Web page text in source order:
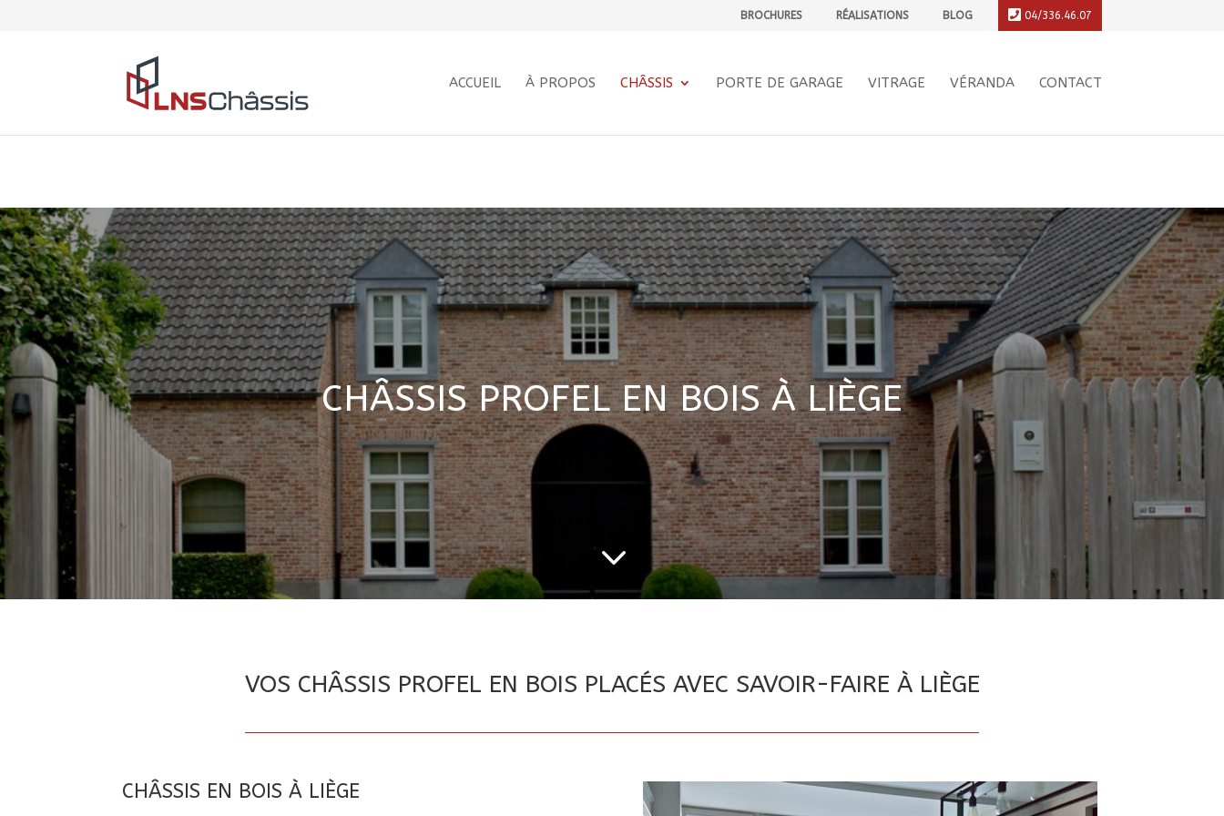
/home/clients/9dbea3b512bef0a939bbe3ad352d9a26/sites/lnschassis.be/wp-content/themes/Divi/includes/builder/functions.php
BROCHURES RÉALISATIONS BLOG 04/336.46.07
ACCUEIL À PROPOS CHÂSSIS PORTE DE GARAGE VITRAGE VÉRANDA CONTACT
CHÂSSIS PROFEL EN BOIS À LIÈGE
3
VOS CHÂSSIS PROFEL EN BOIS PLACÉS AVEC SAVOIR-FAIRE À LIÈGE
CHÂSSIS EN BOIS À LIÈGE